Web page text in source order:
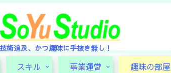
術追及、かつ趣味に手抜き無し！
スキル 事業運営 趣味の部屋